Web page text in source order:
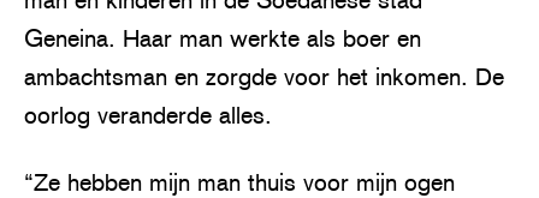
Geneina. Haar man werkte als boer en
ambachtsman en zorgde voor het inkomen. De
oorlog veranderde alles.
“Ze hebben mijn man thuis voor mijn ogen